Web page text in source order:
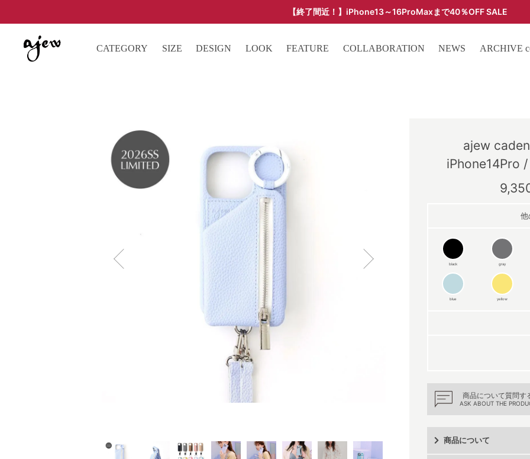
【終了間近！】iPhone13～16ProMaxまで40％OFF SALE
CATEGORY
SIZE DESIGN LOOK FEATURE COLLABORATION NEWS ARCHIVE
ajew
iPhone14Pro
他
black gray
blue yellow
商品について質問す
ASK ABOUT THE
商品について